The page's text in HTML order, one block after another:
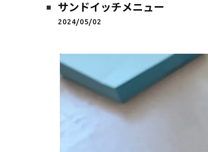
サンドイッチメニュー
2024/05/02